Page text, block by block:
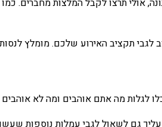
לגבי תקציב האירוע שלכם. מומלץ
לגלות מה אתם אוהבים ומה לא